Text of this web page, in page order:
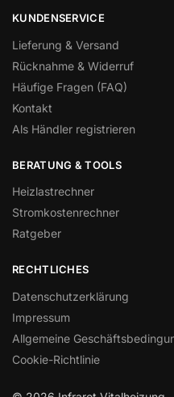
KUNDENSERVICE
Lieferung & Versand
Rücknahme & Widerruf
Häufige Fragen (FAQ)
Kontakt
Als Händler registrieren
BERATUNG & TOOLS
Heizlastrechner
Stromkostenrechner
Ratgeber
RECHTLICHES
Datenschutzerklärung
Impressum
Allgemeine
Cookie-Richtlinie